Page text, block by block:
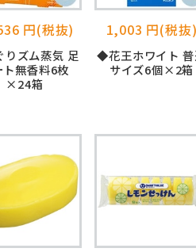
円(税抜)
ズム蒸気 足
ト無香料6枚
×24箱
1,003 円(税抜
◆花王ホワイト
サイズ6個×2箱